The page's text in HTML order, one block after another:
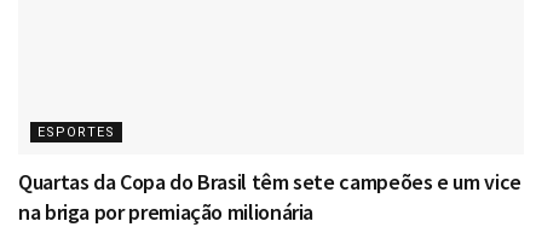
ESPORTES
Quartas da Copa do Brasil têm sete campeões e um vice
na briga por premiação milionária